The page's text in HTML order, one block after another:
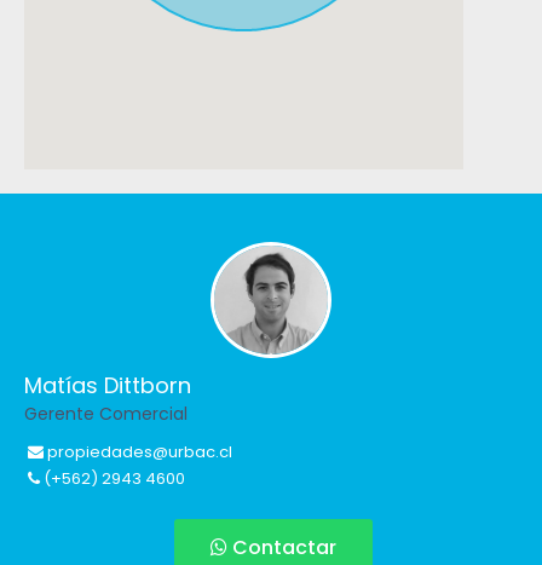
Matías Dittborn
Gerente Comercial
propiedades@urbac.cl
(+562) 2943 4600
Contactar